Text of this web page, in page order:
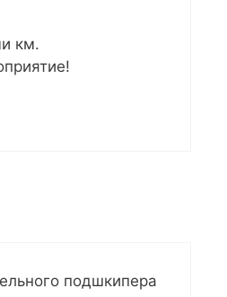
км.
подшкипера